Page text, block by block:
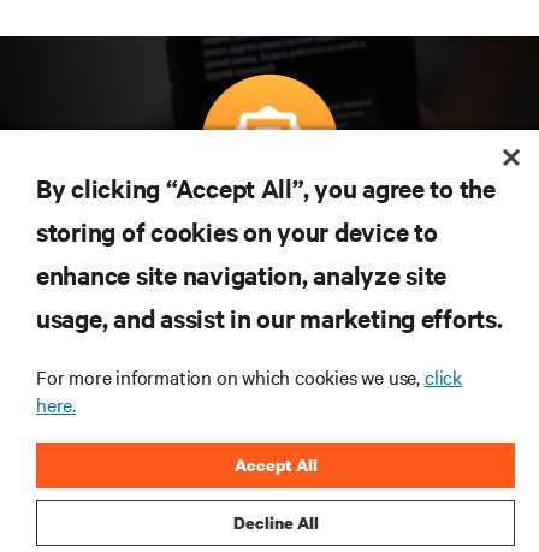
Teknolojideki en son trendleri öğrenmek için
abone olun
Veri merkezi ve altyapı yönetimine ilişkin en son
tartışmalar ve uzman görüşleri ile sektördeki en
önemli konular hakkında düzenli güncel bilgiler
By clicking “Accept All”, you agree to the
storing of cookies on your device to
enhance site navigation, analyze site
usage, and assist in our marketing efforts.
For more information on which cookies we use,click
here.
Decline All
Accept All